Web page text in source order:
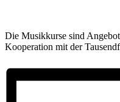
Die Musikkurse sind
Kooperation mit der